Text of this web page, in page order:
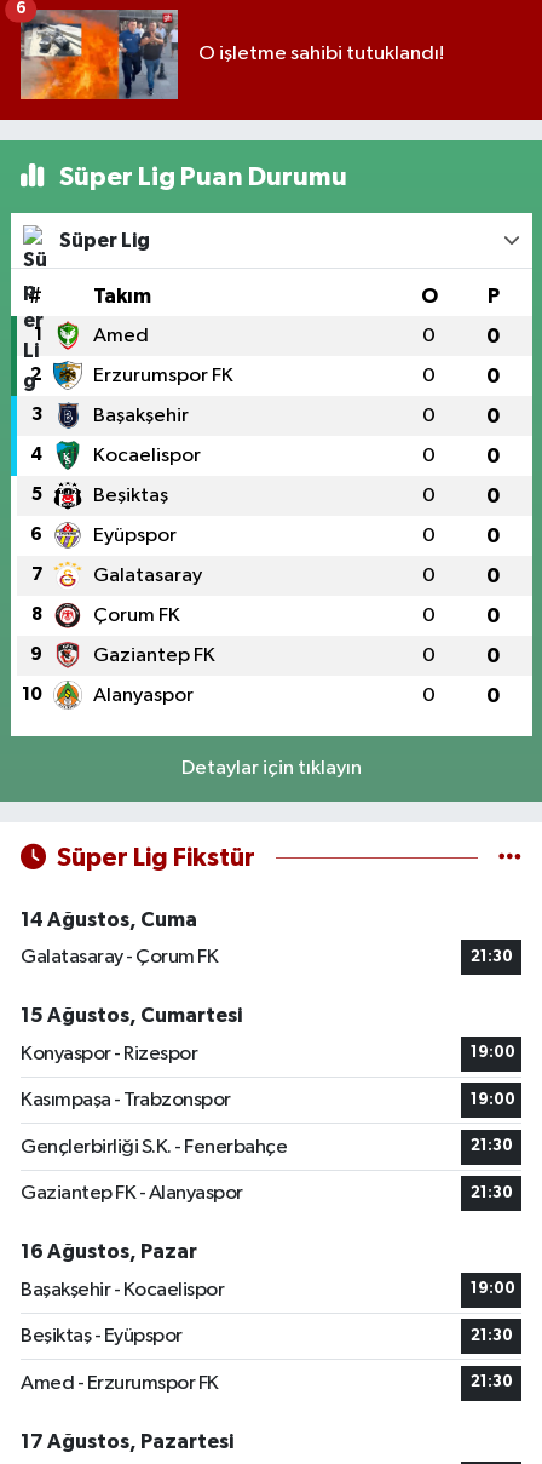
O işletme sahibi tutuklandı!
6
Süper Lig Puan Durumu
Süper Lig
# Takım O P
1 Amed 0 0
2 Erzurumspor FK 0 0
3 Başakşehir 0 0
4 Kocaelispor 0 0
5 Beşiktaş 0 0
6 Eyüpspor 0 0
7 Galatasaray 0 0
8 Çorum FK 0 0
9 Gaziantep FK 0 0
10 Alanyaspor 0 0
Detaylar için tıklayın
Süper Lig Fikstür
14 Ağustos, Cuma
Galatasaray - Çorum FK
21:30
15 Ağustos, Cumartesi
Konyaspor - Rizespor
19:00
Kasımpaşa - Trabzonspor 19:00
Gençlerbirliği S.K. - Fenerbahçe 21:30
Gaziantep FK - Alanyaspor 21:30
16 Ağustos, Pazar
Başakşehir - Kocaelispor
19:00
Beşiktaş - Eyüpspor 21:30
Amed - Erzurumspor FK 21:30
17 Ağustos, Pazartesi